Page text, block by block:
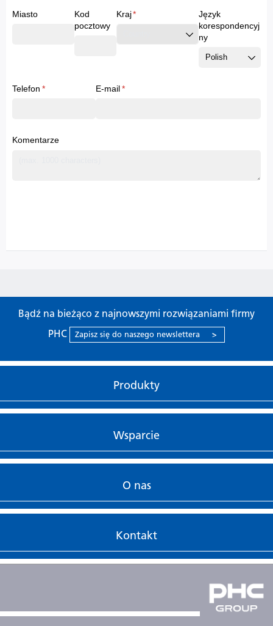
Bądź na bieżąco z najnowszymi rozwiązaniami firmy
PHC
Zapisz się do naszego newslettera >
Produkty
Wsparcie
O nas
Kontakt